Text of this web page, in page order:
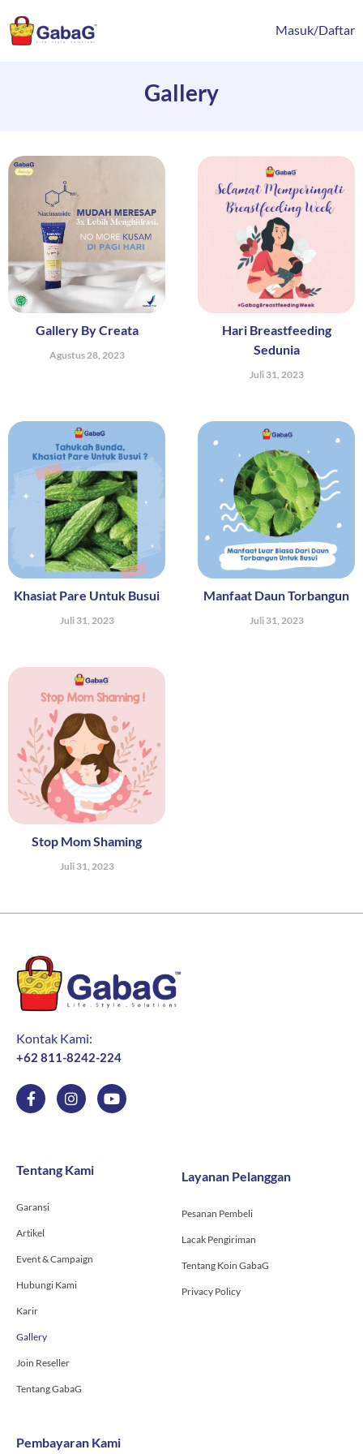
ke
konten
Masuk/Daftar
Gallery
Gallery By Creata
Agustus 28, 2023
Hari Breastfeeding
Sedunia
Juli 31, 2023
Khasiat Pare Untuk Busui
Juli 31, 2023
Manfaat Daun Torbangun
Juli 31, 2023
Stop Mom Shaming
Juli 31, 2023
Kontak Kami:
+62 811-8242-224
F
a
o
-
I
n
g
r
Y
o
Tentang Kami
Garansi
Artikel
Event & Campaign
Hubungi Kami
Karir
Gallery
Join Reseller
Tentang GabaG
Layanan Pelanggan
Pesanan Pembeli
Lacak Pengiriman
Tentang Koin GabaG
Privacy Policy
Pembayaran Kami